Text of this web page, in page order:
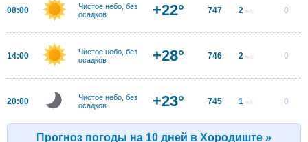
08:00
Чистое небо, без
осадков
+22° 747 2 м/с 0
14:00
Чистое небо, без
осадков
+28° 746 2 м/с 0
20:00
Чистое небо, без
осадков
+23° 745 1 м/с 0
Прогноз погоды на 10 дней в Хородиште »